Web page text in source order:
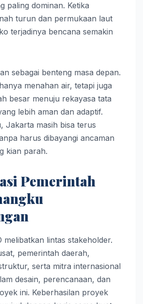
paling dominan. Ketika
turun dan permukaan laut
terjadinya bencana semakin
sebagai benteng masa depan.
menahan air, tetapi juga
besar menuju rekayasa tata
lebih aman dan adaptif.
Jakarta masih bisa terus
harus dibayangi ancaman
kian parah.
Pemerintah
melibatkan lintas stakeholder.
pemerintah daerah,
serta mitra internasional
desain, perencanaan, dan
ini. Keberhasilan proyek